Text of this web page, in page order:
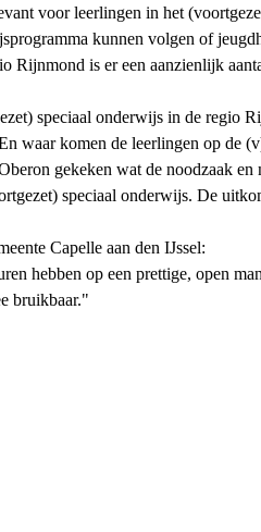
voor leerlingen in het
kunnen volgen of
Rijnmond is er een aanzienlijk
speciaal onderwijs in de regio
waar komen de leerlingen op de
gekeken wat de noodzaak
speciaal onderwijs. De
Capelle aan den IJssel:
hebben op een prettige, open
bruikbaar."